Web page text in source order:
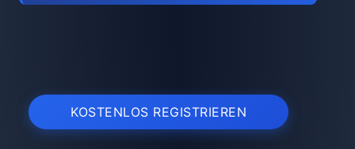
KOSTENLOS REGISTRIEREN